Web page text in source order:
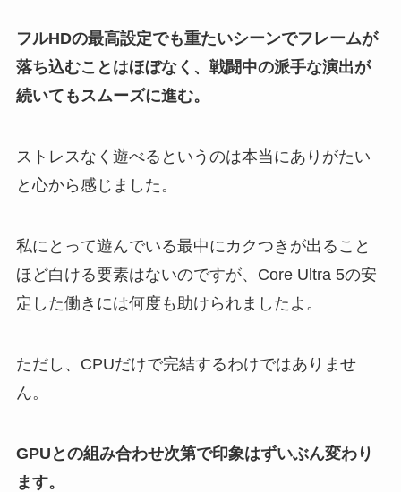
フルHDの最高設定でも重たいシーンでフレームが
落ち込むことはほぼなく、戦闘中の派手な演出が
続いてもスムーズに進む。
ストレスなく遊べるというのは本当にありがたい
と心から感じました。
私にとって遊んでいる最中にカクつきが出ること
ほど白ける要素はないのですが、Core Ultra 5の安
定した働きには何度も助けられましたよ。
ただし、CPUだけで完結するわけではありませ
ん。
GPUとの組み合わせ次第で印象はずいぶん変わり
ます。